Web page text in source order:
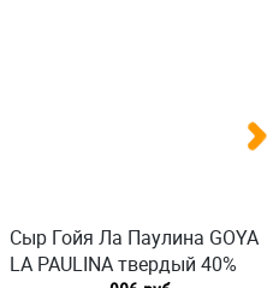
Сыр Гойя Ла Паулина GOYA
LA PAULINA твердый 40%